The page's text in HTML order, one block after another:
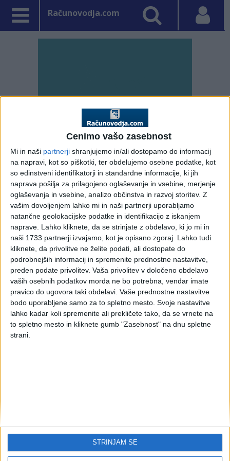
Cenimo vašo zasebnost
Mi in naši partnerji shranjujemo in/ali dostopamo do informacij
na napravi, kot so piškotki, ter obdelujemo osebne podatke, kot
so edinstveni identifikatorji in standardne informacije, ki jih
naprava pošilja za prilagojeno oglaševanje in vsebine, merjenje
oglaševanja in vsebine, analizo občinstva in razvoj storitev. Z
vašim dovoljenjem lahko mi in naši partnerji uporabljamo
natančne geolokacijske podatke in identifikacijo z iskanjem
naprave. Lahko kliknete, da se strinjate z obdelavo, ki jo mi in
naši 1733 partnerji izvajamo, kot je opisano zgoraj. Lahko tudi
kliknete, da privolitve ne želite podati, ali dostopate do
podrobnejših informacij in spremenite prednostne nastavitve,
preden podate privolitev. Vaša privolitev v določeno obdelavo
vaših osebnih podatkov morda ne bo potrebna, vendar imate
pravico do ugovora taki obdelavi. Vaše prednostne nastavitve
bodo uporabljene samo za to spletno mesto. Svoje nastavitve
lahko kadar koli spremenite ali prekličete tako, da se vrnete na
to spletno mesto in kliknete gumb "Zasebnost" na dnu spletne
strani.
STRINJAM SE
Računovodja.com
PRVA STRAN RAZPISI
Vpisano: 23. januar 2014 ob 12:56
Spremembe javnega
povabila Mentorstvo za
mlade
Javni sklad RS za razvoj kadrov in štipendije je 13.
januarja 2014 objavil spremembe javnega povabila za
zbiranje ponudb v okviru programa Mentorstvo za
mlade.
eno pri delodajalcu z manj kot 10 zaposlenimi, dve pri
delodajalcu z 11 do 20 zaposlenimi oz. tri pri delodajalcu z
več kot 21 zaposlenimi.